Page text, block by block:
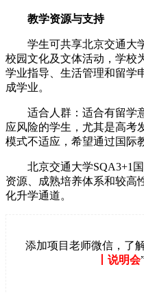
教学资源与支持
学生可共享北京交通大学
校园文化及文体活动，学校
学业指导、生活管理和留学
成学业。
适合人群：适合有留学意
应风险的学生，尤其是高考
模式不适应，希望通过国际
北京交通大学SQA3+1国
资源、成熟培养体系和较高
化升学通道。
添加项目老师微信，了
丨说明会